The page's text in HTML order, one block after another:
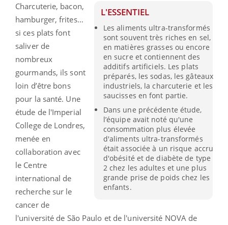
L'ESSENTIEL
Les aliments ultra-transformés
sont souvent très riches en sel,
en matières grasses ou encore
en sucre et contiennent des
additifs artificiels. Les plats
préparés, les sodas, les gâteaux
industriels, la charcuterie et les
saucisses en font partie.
Dans une précédente étude,
l’équipe avait noté qu'une
consommation plus élevée
d'aliments ultra-transformés
était associée à un risque accru
d'obésité et de diabète de type
2 chez les adultes et une plus
grande prise de poids chez les
enfants.
Charcuterie, bacon,
hamburger, frites…
si ces plats font
saliver de
nombreux
gourmands, ils sont
loin d’être bons
pour la santé. Une
étude de l'Imperial
College de Londres,
menée en
collaboration avec
le Centre
international de
recherche sur le
cancer de
l'université de São Paulo et de l'université NOVA de